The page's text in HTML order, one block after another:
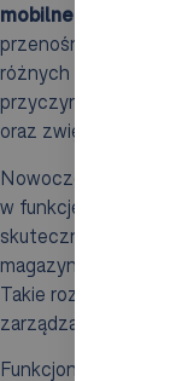
mobilnego
przenośnych
różnych częściach
przyczynia się do
oraz zwiększa
Nowoczesne
w funkcje takie jak
skuteczne zbieranie
magazynu do
Takie rozwiązanie
zarządzanie
Funkcjonalność